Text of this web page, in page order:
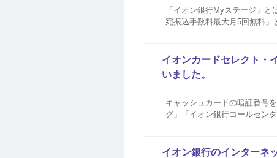
「イオン銀行Myステージ」
宛振込手数料最大月5回無料
イオンカードセレクト・
いました。
キャッシュカードの暗証番号
グ」「イオン銀行コールセン
イオン銀行のインターネ